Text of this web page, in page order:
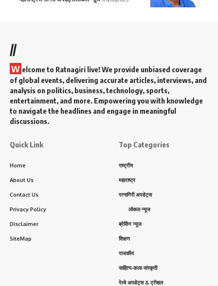
//
W elcome to Ratnagiri live! We provide unbiased coverage
of global events, delivering accurate articles, interviews, and
analysis on politics, business, technology, sports,
entertainment, and more. Empowering you with knowledge
to navigate the headlines and engage in meaningful
discussions.
Quick Link
Home
About Us
Contact Us
Privacy Policy
Disclaimer
SiteMap
Top Categories
राष्ट्रीय
महाराष्ट्र
रत्नागिरी अपडेट्स
लोकल न्यूज
ब्रेकिंग न्यूज
शिक्षण
राजकीय
साहित्य-कला-संस्कृती
रेल्वे अपडेट्स & ट्रॅव्हल